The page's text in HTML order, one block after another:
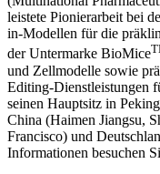
leistete Pionierarbeit bei
in-Modellen für die
der Untermarke BioMice
und Zellmodelle sowie
Editing-Dienstleistungen
seinen Hauptsitz in
China (Haimen Jiangsu,
Francisco) und
Informationen besuchen